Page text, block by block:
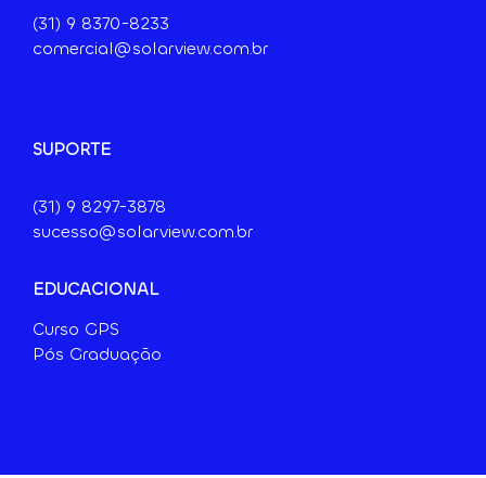
(31) 9 8370-8233
comercial@solarview.com.br
SUPORTE
(31) 9 8297-3878
sucesso@solarview.com.br
EDUCACIONAL
Curso GPS
Pós Graduação